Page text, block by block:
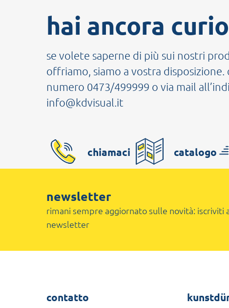
hai ancora
se volete saperne di più sui nostri
offriamo, siamo a vostra
numero 0473/499999 o via mail
info@kdvisual.it
chiamaci catalogo
newsletter
rimani sempre aggiornato sulle novità: iscriviti
newsletter
contatto